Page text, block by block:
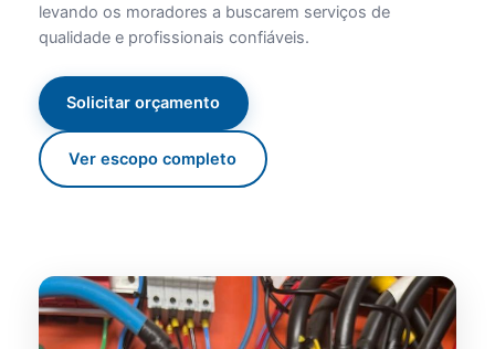
levando os moradores a buscarem serviços de
qualidade e profissionais confiáveis.
Solicitar orçamento
Ver escopo completo